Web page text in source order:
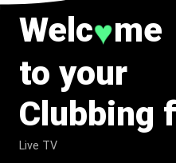
Welc♥me
to your
Clubbing
Live TV